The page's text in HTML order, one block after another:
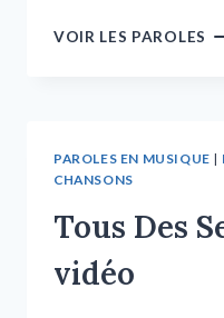
VOIR LES PAROLES
PAROLES EN MUSIQUE |
CHANSONS
Tous Des
vidéo